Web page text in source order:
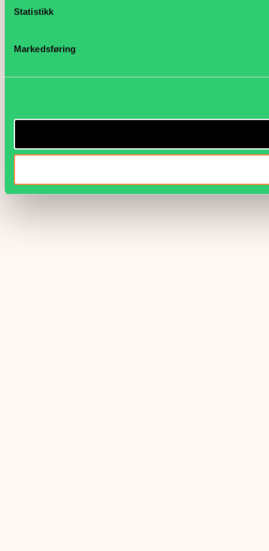
Statistikk
Markedsføring